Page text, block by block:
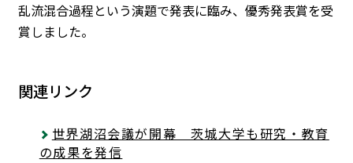
乱流混合過程という演題で発表に臨み、優秀発表賞を受
賞しました。
関連リンク
世界湖沼会議が開幕 茨城大学も研究・教育
の成果を発信